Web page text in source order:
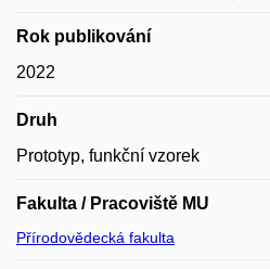
Rok publikování
2022
Druh
Prototyp, funkční vzorek
Fakulta / Pracoviště MU
Přírodovědecká fakulta